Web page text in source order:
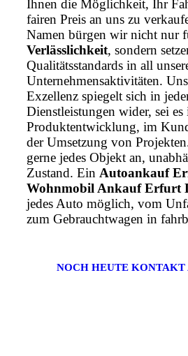
Ihnen die Möglichkeit, Ihr
fairen Preis an uns zu
Namen bürgen wir nicht nur
Verlässlichkeit, sondern
Qualitätsstandards in all
Unternehmensaktivitäten.
Exzellenz spiegelt sich in
Dienstleistungen wider, sei es
Produktentwicklung, im
der Umsetzung von
gerne jedes Objekt an,
Zustand. Ein Autoankauf
Wohnmobil Ankauf Erfurt
jedes Auto möglich, vom
zum Gebrauchtwagen in
NOCH HEUTE KONTAKT